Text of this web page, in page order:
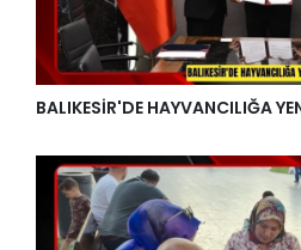
BALIKESİR'DE HAYVANCILIĞA